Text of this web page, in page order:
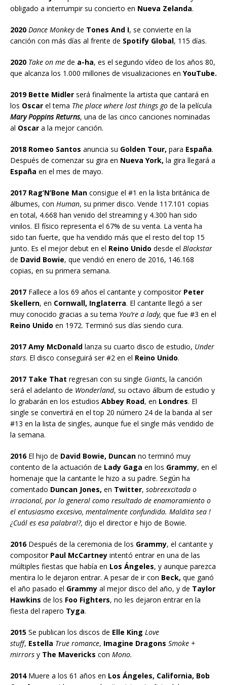
obligado a interrumpir su concierto en Nueva Zelanda.
2020 Dance Monkeyde Tones And I, se convierte en la
canción con más días al frente de Spotify Global, 115 días.
2020 Take on me de a-ha, es el segundo vídeo de los años 80,
que alcanza los 1.000 millones de visualizaciones en YouTube.
2019 Bette Midler será finalmente la artista que cantará en
los Oscar el tema The place where lost things go de la película
Mary Poppins Returns, una de las cinco canciones nominadas
al Oscar a la mejor canción.
2018 Romeo Santos anuncia su Golden Tour, para España.
Después de comenzar su gira en Nueva York, la gira llegará a
España en el mes de mayo.
2017 Rag’N’Bone Man consigue el #1 en la lista británica de
álbumes, con Human, su primer disco. Vende 117.101 copias
en total, 4.668 han venido del streaming y 4.300 han sido
vinilos. El físico representa el 67% de su venta. La venta ha
sido tan fuerte, que ha vendido más que el resto del top 15
junto. Es el mejor debut en el Reino Unido desde el Blackstar
de David Bowie, que vendió en enero de 2016, 146.168
copias, en su primera semana.
2017 Fallece a los 69 años el cantante y compositor Peter
Skellern, en Cornwall, Inglaterra. El cantante llegó a ser
muy conocido gracias a su tema You’re a lady, que fue #3 en el
Reino Unido en 1972. Terminó sus días siendo cura.
2017 Amy McDonald lanza su cuarto disco de estudio, Under
stars. El disco conseguirá ser #2 en el Reino Unido.
2017 Take That regresan con su single Giants, la canción
será el adelanto de Wonderland, su octavo álbum de estudio y
lo grabarán en los estudios Abbey Road, en Londres. El
single se convertirá en el top 20 número 24 de la banda al ser
#13 en la lista de singles, aunque fue el single más vendido de
la semana.
2016El hijo de David Bowie, Duncan no terminó muy
contento de la actuación de Lady Gaga en los Grammy, en el
homenaje que la cantante le hizo a su padre. Según ha
comentado Duncan Jones, en Twitter, sobreexcitada o
irracional, por lo general como resultado de enamoramiento o
el entusiasmo excesivo, mentalmente confundida. Maldita sea !
¿Cuál es esa palabra!?, dijo el director e hijo de Bowie.
2016Después de la ceremonia de los Grammy, el cantante y
compositor Paul McCartney intentó entrar en una de las
múltiples fiestas que había en Los Ángeles, y aunque parezca
mentira lo le dejaron entrar. A pesar de ir con Beck, que ganó
el año pasado el Grammy al mejor disco del año, y de Taylor
Hawkins de los Foo Fighters, no les dejaron entrar en la
fiesta del rapero Tyga.
2015 Se publican los discos de Elle King Love
stuff, Estella True romance, Imagine Dragons Smoke +
mirrors y The Mavericks con Mono.
2014Muere a los 61 años en Los Ángeles, California, Bob